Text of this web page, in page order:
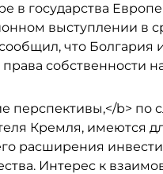
в государства
выступлении в
что Болгария
собственности
перспективы,</b> по
Кремля, имеются
расширения
Интерес к